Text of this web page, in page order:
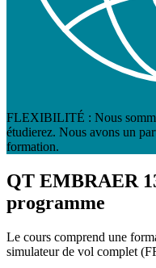
FLEXIBILITÉ : Nous
étudierez. Nous avons un
formation.
QT EMBRAER
programme
Le cours comprend une
simulateur de vol complet